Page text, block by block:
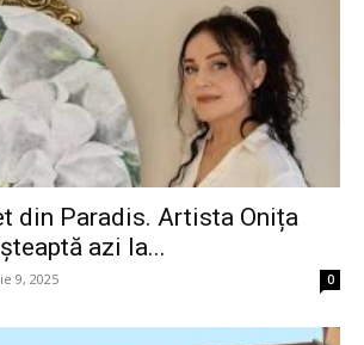
din Paradis. Artista Onița
azi la...
9, 2025 0